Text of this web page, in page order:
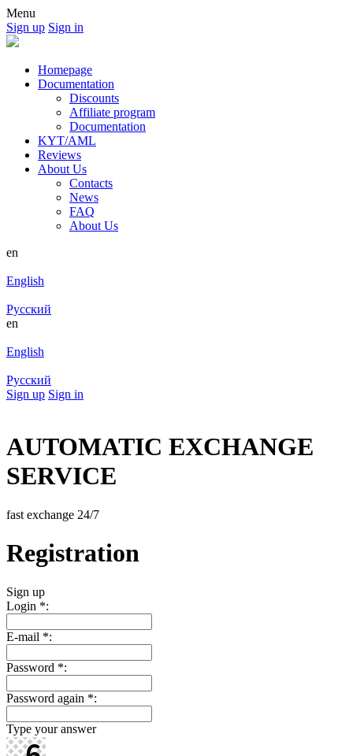
Menu
Sign up Sign in
Homepage
Documentation
Discounts
Affiliate program
Documentation
KYT/AML
Reviews
About Us
Contacts
News
FAQ
About Us
en
English
Русский
en
English
Русский
Sign up Sign in
AUTOMATIC EXCHANGE
SERVICE
fast exchange 24/7
Registration
Sign up
Login *:
E-mail *:
Password *:
Password again *:
Type your answer